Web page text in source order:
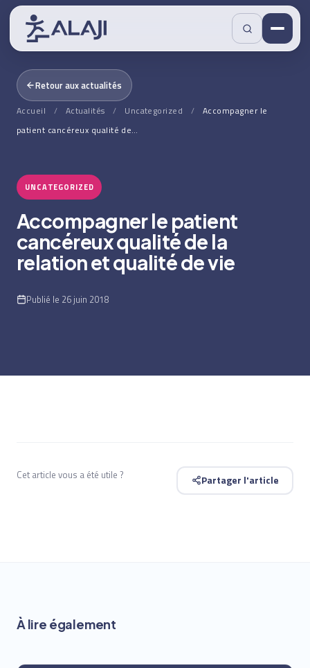
Retour aux actualités
Accueil / Actualités / Uncategorized /
Accompagner le
patient cancéreux qualité de…
UNCATEGORIZED
Accompagner le patient
cancéreux qualité de la
relation et qualité de vie
Publié le 26 juin 2018
Cet article vous a été utile ? Partager l'article
À lire également